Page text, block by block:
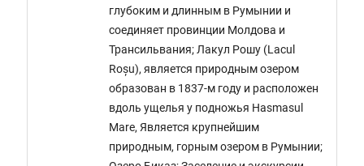
глубоким и длинным в Румынии и
соединяет провинции Молдова и
Трансильвания; Лакул Рошу (Lacul
Roșu), является природным озером
образован в 1837-м году и расположен
вдоль ущелья у подножья Hasmasul
Mare, Является крупнейшим
природным, горным озером в Румынии;